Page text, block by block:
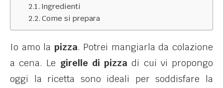
Ingredienti
Come si prepara
Io amo la pizza. Potrei mangiarla da colazione
a cena. Le girelle di pizza di cui vi propongo
oggi la ricetta sono ideali per soddisfare la